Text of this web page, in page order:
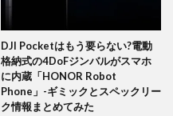
DJI Pocketはもう要らない?電動
格納式の4DoFジンバルがスマホ
に内蔵「HONOR Robot
Phone」-ギミックとスペックリー
ク情報まとめてみた